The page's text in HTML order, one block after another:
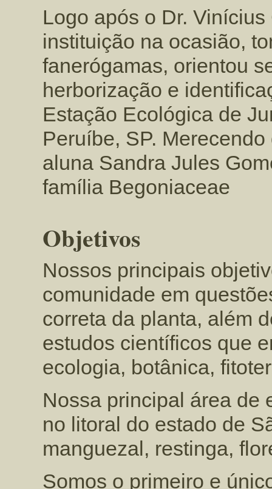
Logo após o Dr.
instituição na ocasião,
fanerógamas, orientou
herborização e
Estação Ecológica de
Peruíbe, SP.
aluna Sandra Jules
família Begoniaceae
Objetivos
Nossos principais
comunidade em
correta da planta, além
estudos científicos que
ecologia, botânica,
Nossa principal área de
no litoral do estado de
manguezal, restinga,
Somos o primeiro e